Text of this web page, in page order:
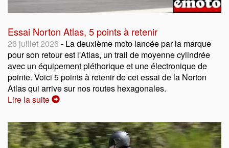
Essai Norton Atlas, 5 points à retenir
26 juillet 2026 - La deuxième moto lancée par la marque
pour son retour est l'Atlas, un trail de moyenne cylindrée
avec un équipement pléthorique et une électronique de
pointe. Voici 5 points à retenir de cet essai de la Norton
Atlas qui arrive sur nos routes hexagonales.
Lire la suite